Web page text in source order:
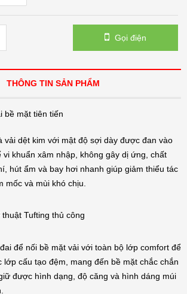
Gọi điện
THÔNG TIN SẢN PHẨM
bề mặt tiên tiến
vải dệt kim với mật độ sợi dày được đan vào
vi khuẩn xâm nhập, không gây dị ứng, chất
hút ẩm và bay hơi nhanh giúp giảm thiểu tác
mốc và mùi khó chịu.
thuật Tufting thủ công
để nối bề mặt vải với toàn bộ lớp comfort để
lớp cấu tạo đệm, mang đến bề mặt chắc chắn
được hình dạng, độ căng và hình dáng múi